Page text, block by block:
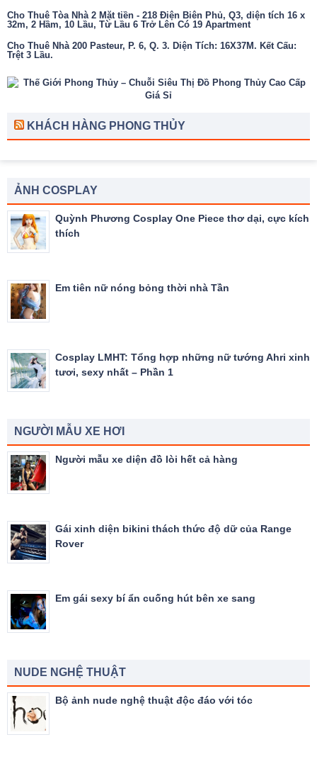
Cho Thuê Tòa Nhà 2 Mặt tiền - 218 Điện Biên Phủ, Q3, diện tích 16 x
32m, 2 Hầm, 10 Lầu, Từ Lầu 6 Trở Lên Có 19 Apartment
Cho Thuê Nhà 200 Pasteur, P. 6, Q. 3. Diện Tích: 16X37M. Kết Cấu:
Trệt 3 Lầu.
KHÁCH HÀNG PHONG THỦY
ẢNH COSPLAY
Quỳnh Phương Cosplay One Piece thơ dại, cực kích
thích
Em tiên nữ nóng bỏng thời nhà Tần
Cosplay LMHT: Tổng hợp những nữ tướng Ahri xinh
tươi, sexy nhất – Phần 1
NGƯỜI MẪU XE HƠI
Người mẫu xe diện đồ lòi hết cả hàng
Gái xinh diện bikini thách thức độ dữ của Range
Rover
Em gái sexy bí ẩn cuống hút bên xe sang
NUDE NGHỆ THUẬT
Bộ ảnh nude nghệ thuật độc đáo với tóc